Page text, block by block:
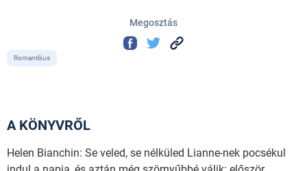
Megosztás
Romantikus
A KÖNYVRŐL
Helen Bianchin: Se veled, se nélküled Lianne-nek pocsékul